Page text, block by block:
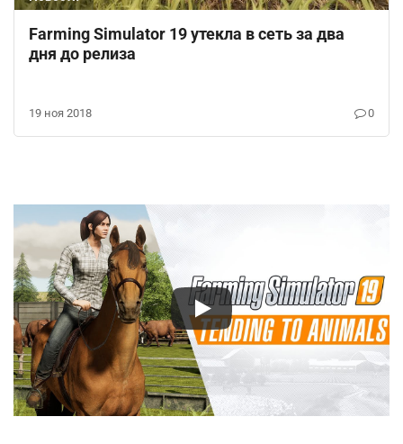
Farming Simulator 19 утекла в сеть за два
дня до релиза
19 ноя 2018 0